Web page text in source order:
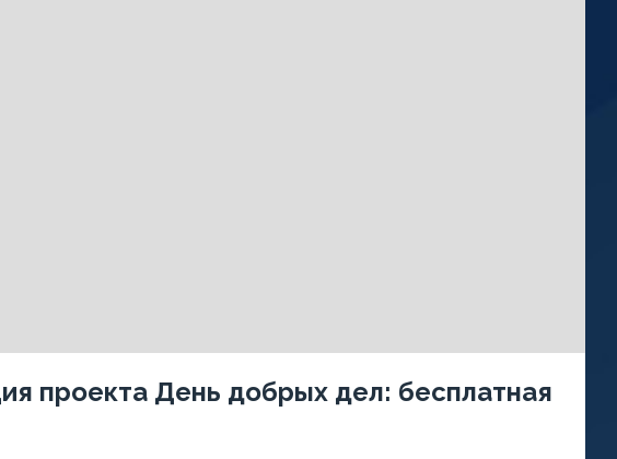
проекта День добрых дел: бесплатная